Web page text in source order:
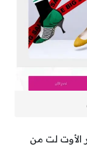
الأوت لت من